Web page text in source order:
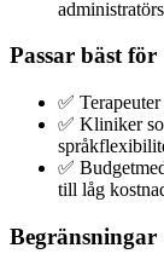
Passar bäst för
✅
✅ Kliniker
✅
till låg
Begränsningar